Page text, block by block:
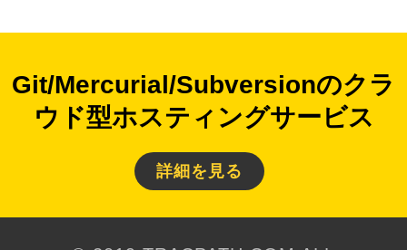
Git/Mercurial/Subversionのクラ
ウド型ホスティングサービス
詳細を見る